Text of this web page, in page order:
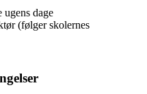
dage
(følger skolernes